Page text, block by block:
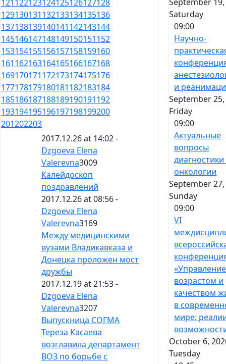
121122123124125126127128
129130131132133134135136
137138139140141142143144
145146147148149150151152
153154155156157158159160
161162163164165166167168
169170171172173174175176
177178179180181182183184
185186187188189190191192
193194195196197198199200
201202203
2017.12.26 at 14:02 -
Dzgoeva Elena
Valerevna3009
Калейдоскоп
поздравлений
2017.12.26 at 08:56 -
Dzgoeva Elena
Valerevna3169
Между медицинскими
вузами Владикавказа и
Донецка проложен мост
дружбы
2017.12.19 at 21:53 -
Dzgoeva Elena
Valerevna3207
Выпускница СОГМА
Тереза Касаева
возглавила департамент
ВОЗ по борьбе с
Saturday
09:00
Научно-
и
September
Friday
09:00
Актуальные
вопросы
диагностики
онкологии
September
Sunday
09:00
VI
«Управление
возрастом и
качеством
в
мире:
October 6,
Tuesday